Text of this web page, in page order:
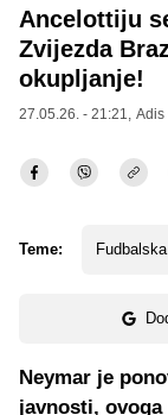
Ancelottiju
Zvijezda
okupljanje!
27.05.26. - 21:21, Adis
Teme:
Neymar je
javnosti,